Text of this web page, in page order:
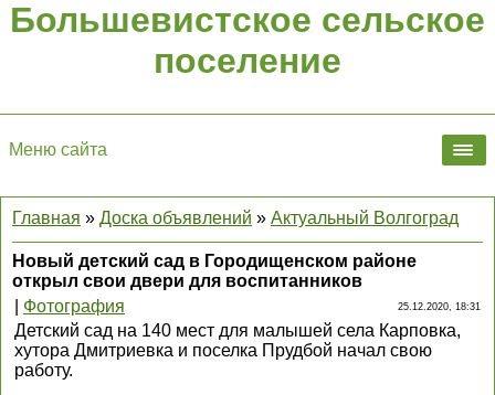
Большевистское сельское
поселение
Меню сайта
Главная » Доска объявлений » Актуальный Волгоград
Новый детский сад в Городищенском районе
открыл свои двери для воспитанников
Фотография 25.12.2020, 18:31
Детский сад на 140 мест для малышей села Карповка,
хутора Дмитриевка и поселка Прудбой начал свою
работу.